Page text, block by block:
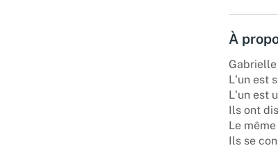
À
Gabrielle
L'un est
L'un est
Ils ont
Le
Ils se